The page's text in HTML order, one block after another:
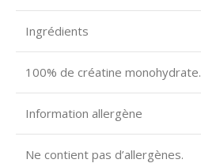
Ingrédients
100% de créatine monohydrate.
Information allergène
Ne contient pas d’allergènes.